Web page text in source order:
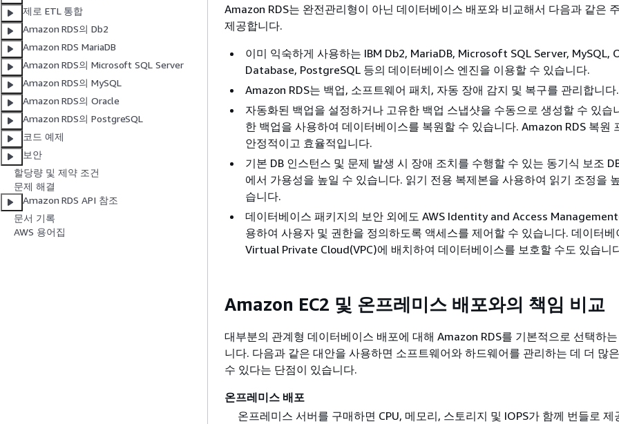
제로 ETL 통합
Amazon RDS의 Db2
Amazon RDS MariaDB
Amazon RDS의 Microsoft SQL Server
Amazon RDS의 MySQL
Amazon RDS의 Oracle
Amazon RDS의 PostgreSQL
코드 예제
보안
할당량 및 제약 조건
문제 해결
Amazon RDS API 참조
문서 기록
AWS 용어집
Amazon RDS는 완전관리형이 아닌 데이터베이스 배포와 비교해서 다음과 같은
제공합니다.
이미 익숙하게 사용하는 IBM Db2, MariaDB, Microsoft SQL Server, MySQL,
Database, PostgreSQL 등의 데이터베이스 엔진을 이용할 수 있습니다.
Amazon RDS는 백업, 소프트웨어 패치, 자동 장애 감지 및 복구를 관리합니다.
자동화된 백업을 설정하거나 고유한 백업 스냅샷을 수동으로 생성할 수 있습
한 백업을 사용하여 데이터베이스를 복원할 수 있습니다. Amazon RDS 복원
안정적이고 효율적입니다.
기본 DB 인스턴스 및 문제 발생 시 장애 조치를 수행할 수 있는 동기식 보조
에서 가용성을 높일 수 있습니다. 읽기 전용 복제본을 사용하여 읽기 조정을
습니다.
데이터베이스 패키지의 보안 외에도 AWS Identity and Access
용하여 사용자 및 권한을 정의하도록 액세스를 제어할 수 있습니다. 데이터베
Virtual Private Cloud(VPC)에 배치하여 데이터베이스를 보호할 수도 있습니
Amazon EC2 및 온프레미스 배포와의 책임 비교
대부분의 관계형 데이터베이스 배포에 대해 Amazon RDS를 기본적으로 선택하
니다. 다음과 같은 대안을 사용하면 소프트웨어와 하드웨어를 관리하는 데 더 많
수 있다는 단점이 있습니다.
온프레미스 배포
온프레미스 서버를 구매하면 CPU, 메모리, 스토리지 및 IOPS가 함께 번들로 제